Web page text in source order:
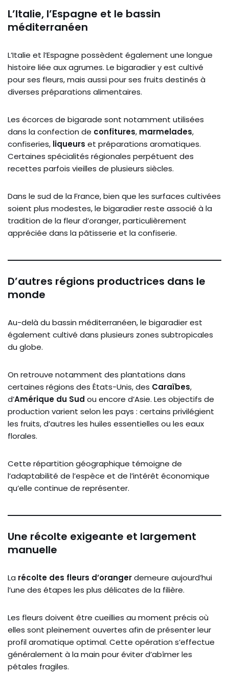
L’Italie, l’Espagne et le bassin
méditerranéen
L’Italie et l’Espagne possèdent également une longue
histoire liée aux agrumes. Le bigaradier y est cultivé
pour ses fleurs, mais aussi pour ses fruits destinés à
diverses préparations alimentaires.
Les écorces de bigarade sont notamment utilisées
dans la confection de confitures, marmelades,
confiseries, liqueurs et préparations aromatiques.
Certaines spécialités régionales perpétuent des
recettes parfois vieilles de plusieurs siècles.
Dans le sud de la France, bien que les surfaces cultivées
soient plus modestes, le bigaradier reste associé à la
tradition de la fleur d’oranger, particulièrement
appréciée dans la pâtisserie et la confiserie.
D’autres régions productrices dans le
monde
Au-delà du bassin méditerranéen, le bigaradier est
également cultivé dans plusieurs zones subtropicales
du globe.
On retrouve notamment des plantations dans
certaines régions des États-Unis, des Caraïbes,
d’Amérique du Sud ou encore d’Asie. Les objectifs de
production varient selon les pays : certains privilégient
les fruits, d’autres les huiles essentielles ou les eaux
florales.
Cette répartition géographique témoigne de
l’adaptabilité de l’espèce et de l’intérêt économique
qu’elle continue de représenter.
Une récolte exigeante et largement
manuelle
La récolte des fleurs d’orangerdemeure aujourd’hui
l’une des étapes les plus délicates de la filière.
Les fleurs doivent être cueillies au moment précis où
elles sont pleinement ouvertes afin de présenter leur
profil aromatique optimal. Cette opération s’effectue
généralement à la main pour éviter d’abîmer les
pétales fragiles.